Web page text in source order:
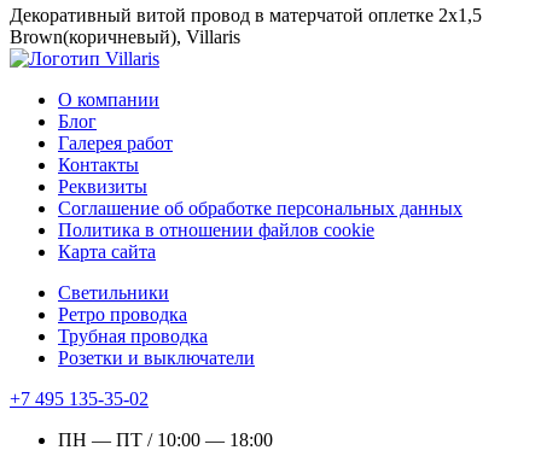
Декоративный витой провод в матерчатой оплетке 2х1,5
Brown(коричневый), Villaris
О компании
Блог
Галерея работ
Контакты
Реквизиты
Соглашение об обработке персональных данных
Политика в отношении файлов cookie
Карта сайта
Светильники
Ретро проводка
Трубная проводка
Розетки и выключатели
+7 495 135-35-02
ПН — ПТ / 10:00 — 18:00